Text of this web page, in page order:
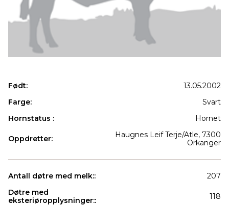
Født:
13.05.2002
Farge:
Svart
Hornstatus :
Hornet
Oppdretter:
Haugnes Leif Terje/Atle, 7300
Orkanger
Antall døtre med melk::
207
Døtre med
eksteriøropplysninger::
118